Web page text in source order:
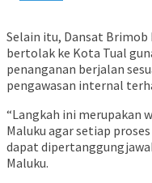
Selain itu, Dansat Brimob
bertolak ke Kota Tual
penanganan berjalan
pengawasan internal
“Langkah ini merupakan
Maluku agar setiap
dapat
Maluku.